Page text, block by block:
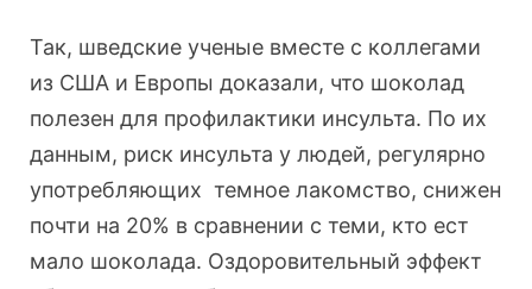
Так, шведские ученые вместе с коллегами
из США и Европы доказали, что шоколад
полезен для профилактики инсульта. По их
данным, риск инсульта у людей, регулярно
употребляющих темное лакомство, снижен
почти на 20% в сравнении с теми, кто ест
мало шоколада. Оздоровительный эффект